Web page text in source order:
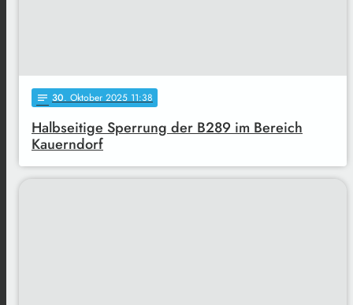
notes 30. Oktober 2025 11:38
Halbseitige Sperrung der B289 im Bereich
Kauerndorf